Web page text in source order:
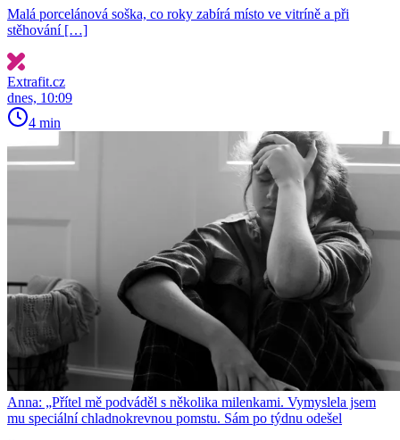
Malá porcelánová soška, co roky zabírá místo ve vitríně a při
stěhování […]
Extrafit.cz
dnes, 10:09
4 min
Anna: „Přítel mě podváděl s několika milenkami. Vymyslela jsem
mu speciální chladnokrevnou pomstu. Sám po týdnu odešel